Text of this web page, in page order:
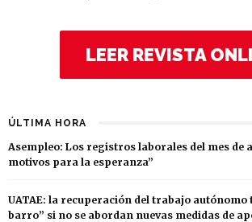
LEER REVISTA
ÚLTIMA HORA
Asempleo: Los registros laborales del mes de
motivos para la esperanza”
UATAE: la recuperación del trabajo autónomo
barro” si no se abordan nuevas medidas de